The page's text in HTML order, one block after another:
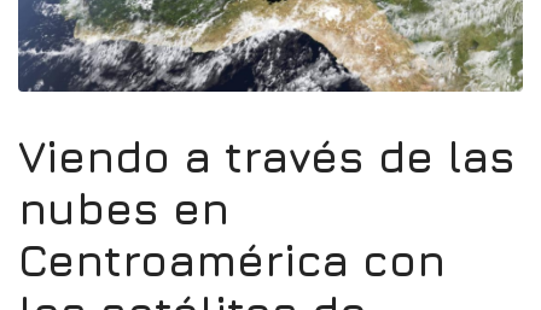
Viendo a través de las
nubes en
Centroamérica con